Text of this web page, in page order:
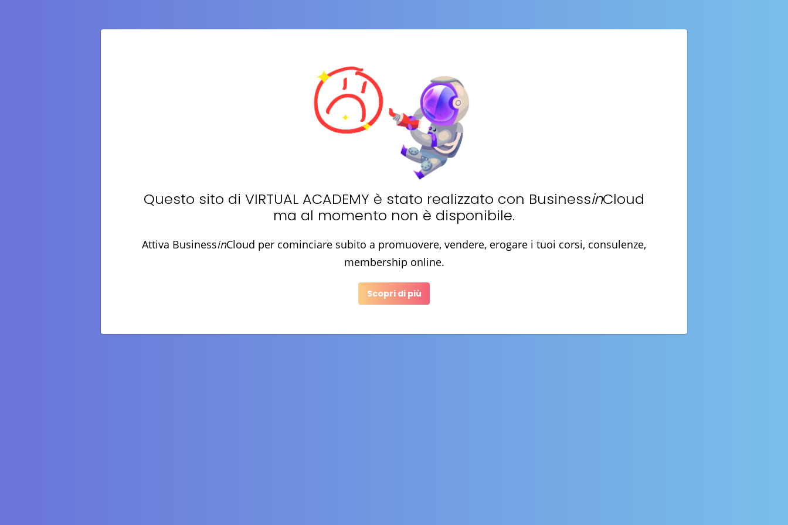
Questo sito di VIRTUAL ACADEMY è stato realizzato con BusinessinCloud
ma al momento non è disponibile.
Attiva BusinessinCloud per cominciare subito a promuovere, vendere, erogare i tuoi corsi, consulenze,
membership online.
Scopri di più